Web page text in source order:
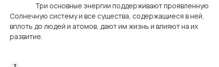
Три основные энергии поддерживают проявленную
Солнечную систему и все существа, содержащиеся в ней,
вплоть до людей и атомов, дают им жизнь и влияют на их
развитие.